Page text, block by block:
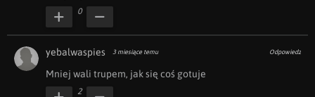
0
yebalwaspies 3 miesiące temu Odpowiedz
Mniej wali trupem, jak się coś gotuje
2